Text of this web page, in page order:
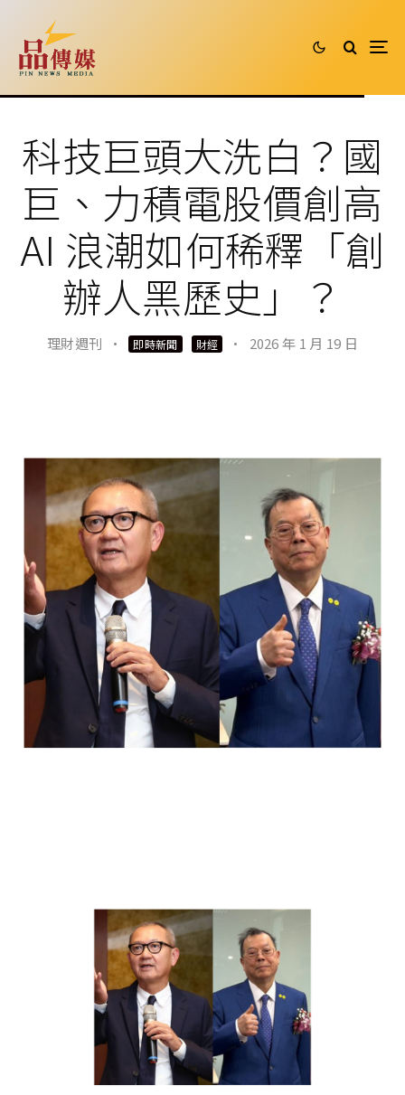
科技巨頭大洗白？國
巨、力積電股價創高
AI 浪潮如何稀釋「創
辦人黑歷史」？
理財週刊 · 即時新聞 財經 · 2026 年 1 月 19 日